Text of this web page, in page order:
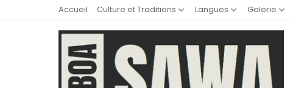
Accueil Culture et Traditions Langues Galerie